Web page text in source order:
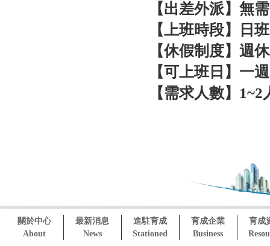
【出差外派】無
【上班時段】日班
【休假制度】週
【可上班日】一
【需求人數】1~2
關於中心
About
最新消息
News
進駐育成
Stationed
育成企業
Business
育成